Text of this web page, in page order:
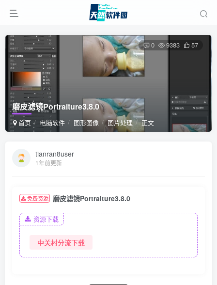
磨皮滤镜Portraiture3.8.0
首页 电脑软件 图形图像 图片处理 正文
0 9383 57
tianran8user
1年前更新
免费资源 磨皮滤镜Portraiture3.8.0
资源下载
中关村分流下载